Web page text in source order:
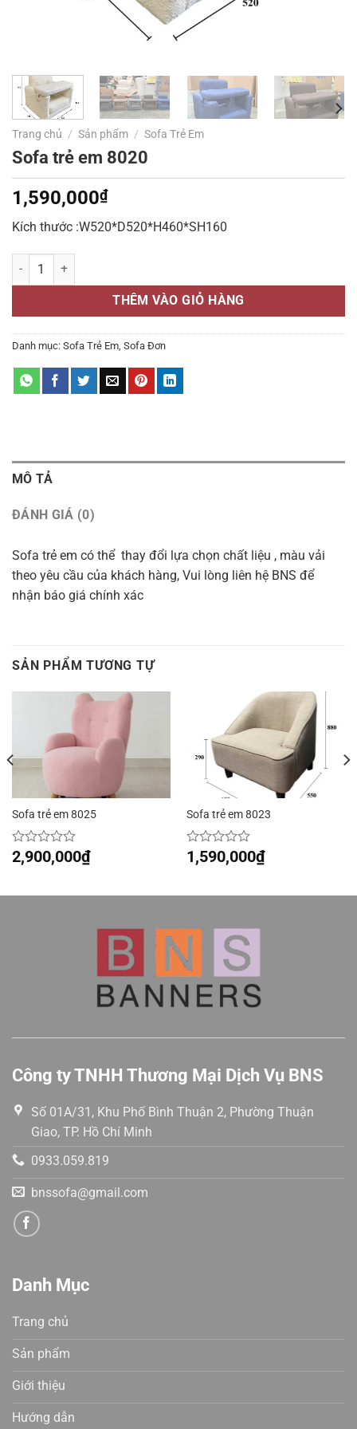
Trang chủ / Sản phẩm / Sofa Trẻ Em
Sofa trẻ em 8020
1,590,000₫
Kích thước :W520*D520*H460*SH160
Sofa trẻ em 8020 số lượng
THÊM VÀO GIỎ HÀNG
Danh mục: Sofa Trẻ Em Sofa Đơn
MÔ TẢ
ĐÁNH GIÁ (0)
Sofa trẻ em có thể thay đổi lựa chọn chất liệu , màu vải
theo yêu cầu của khách hàng, Vui lòng liên hệ BNS để
nhận báo giá chính xác
SẢN PHẨM TƯƠNG TỰ
Sofa trẻ em 8025
Được
xếp
0
2,900,000₫
Sofa trẻ em 8023
Được
xếp
0
1,590,000₫
Công ty TNHH Thương Mại Dịch Vụ BNS
Số 01A/31, Khu Phố Bình Thuận 2, Phường Thuận
Giao, TP. Hồ Chí Minh
0933.059.819
bnssofa@gmail.com
Danh Mục
Trang chủ
Sản phẩm
Giới thiệu
Hướng dẫn